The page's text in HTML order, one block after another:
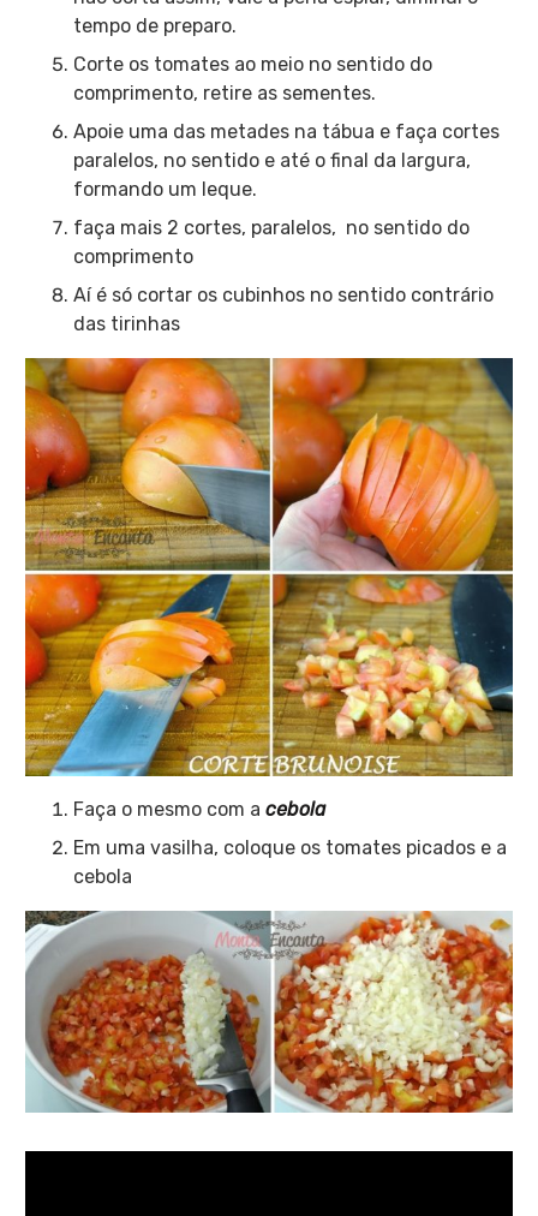
tempo de preparo.
Corte os tomates ao meio no sentido do
comprimento, retire as sementes.
Apoie uma das metades na tábua e faça cortes
paralelos, no sentido e até o final da largura,
formando um leque.
faça mais 2 cortes, paralelos, no sentido do
comprimento
Aí é só cortar os cubinhos no sentido contrário
das tirinhas
Faça o mesmo com a cebola
Em uma vasilha, coloque os tomates picados e a
cebola